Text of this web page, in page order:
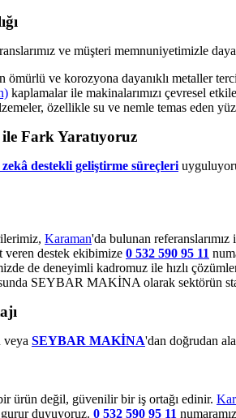
ve müşteri memnuniyetimizle
ömürlü ve korozyona dayanıklı metaller
kaplamalar ile makinalarımızı çevresel
özellikle su ve nemle temas eden
Fark Yaratıyoruz
destekli geliştirme süreçleri
Karaman'da bulunan
veren destek ekibimize 0 532 590 95 11
de deneyimli kadromuz ile hızlı
SEYBAR MAKİNA olarak sektörün
veya SEYBAR MAKİNA'dan doğrudan
ürün değil, güvenilir bir iş ortağı edinir.
duyuyoruz. 0 532 590 95 11